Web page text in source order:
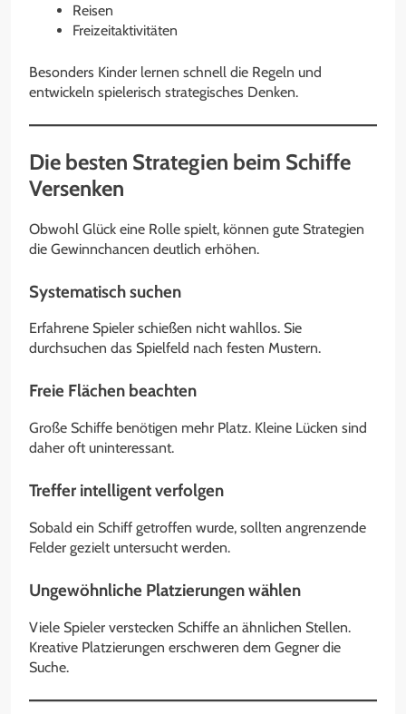
Reisen
Freizeitaktivitäten
Besonders Kinder lernen schnell die Regeln und
entwickeln spielerisch strategisches Denken.
Die besten Strategien beim Schiffe
Versenken
Obwohl Glück eine Rolle spielt, können gute Strategien
die Gewinnchancen deutlich erhöhen.
Systematisch suchen
Erfahrene Spieler schießen nicht wahllos. Sie
durchsuchen das Spielfeld nach festen Mustern.
Freie Flächen beachten
Große Schiffe benötigen mehr Platz. Kleine Lücken sind
daher oft uninteressant.
Treffer intelligent verfolgen
Sobald ein Schiff getroffen wurde, sollten angrenzende
Felder gezielt untersucht werden.
Ungewöhnliche Platzierungen wählen
Viele Spieler verstecken Schiffe an ähnlichen Stellen.
Kreative Platzierungen erschweren dem Gegner die
Suche.